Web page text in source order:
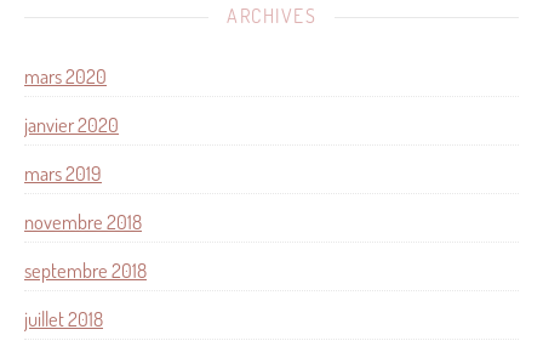
ARCHIVES
mars 2020
janvier 2020
mars 2019
novembre 2018
septembre 2018
juillet 2018